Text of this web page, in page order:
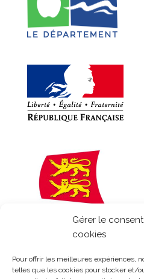
Gérer le
cookies
Pour offrir les meilleures expériences,
telles que les cookies pour stocker et/